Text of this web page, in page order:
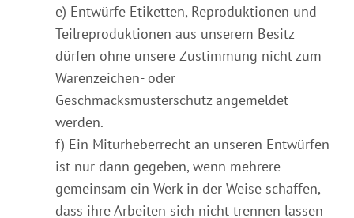
e) Entwürfe Etiketten, Reproduktionen und
Teilreproduktionen aus unserem Besitz
dürfen ohne unsere Zustimmung nicht zum
Warenzeichen- oder
Geschmacksmusterschutz angemeldet
werden.
f) Ein Miturheberrecht an unseren Entwürfen
ist nur dann gegeben, wenn mehrere
gemeinsam ein Werk in der Weise schaffen,
dass ihre Arbeiten sich nicht trennen lassen